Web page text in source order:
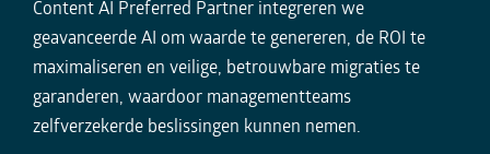
Content AI Preferred Partner integreren we
geavanceerde AI om waarde te genereren, de ROI te
maximaliseren en veilige, betrouwbare migraties te
garanderen, waardoor managementteams
zelfverzekerde beslissingen kunnen nemen.